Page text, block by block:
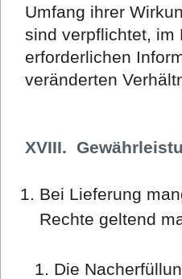
Umfang ihrer
sind verpflichtet, im
erforderlichen
veränderten
XVIII.
Bei Lieferung
Rechte geltend
Die